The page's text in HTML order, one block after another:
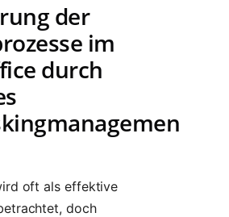
der
im
durch
oft als effektive
doch